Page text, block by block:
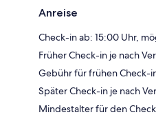
Anreise
Check-in ab: 15:00 Uhr,
Früher Check-in je nach
Gebühr für frühen Check-
Später Check-in je nach
Mindestalter für den